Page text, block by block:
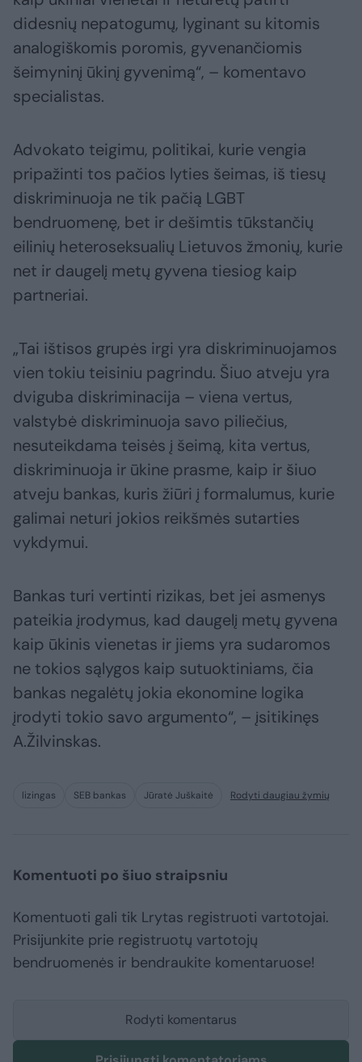
didesnių nepatogumų, lyginant su kitomis
analogiškomis poromis, gyvenančiomis
šeimyninį ūkinį gyvenimą“, – komentavo
specialistas.
Advokato teigimu, politikai, kurie vengia
pripažinti tos pačios lyties šeimas, iš tiesų
diskriminuoja ne tik pačią LGBT
bendruomenę, bet ir dešimtis tūkstančių
eilinių heteroseksualių Lietuvos žmonių, kurie
net ir daugelį metų gyvena tiesiog kaip
partneriai.
„Tai ištisos grupės irgi yra diskriminuojamos
vien tokiu teisiniu pagrindu. Šiuo atveju yra
dviguba diskriminacija – viena vertus,
valstybė diskriminuoja savo piliečius,
nesuteikdama teisės į šeimą, kita vertus,
diskriminuoja ir ūkine prasme, kaip ir šiuo
atveju bankas, kuris žiūri į formalumus, kurie
galimai neturi jokios reikšmės sutarties
vykdymui.
Bankas turi vertinti rizikas, bet jei asmenys
pateikia įrodymus, kad daugelį metų gyvena
kaip ūkinis vienetas ir jiems yra sudaromos
ne tokios sąlygos kaip sutuoktiniams, čia
bankas negalėtų jokia ekonomine logika
įrodyti tokio savo argumento“, – įsitikinęs
A.Žilvinskas.
lizingas SEB bankas Jūratė Juškaitė Rodyti daugiau žymių
Komentuoti po šiuo straipsniu
Komentuoti gali tik Lrytas registruoti vartotojai.
Prisijunkite prie registruotų vartotojų
bendruomenės ir bendraukite komentaruose!
Rodyti komentarus